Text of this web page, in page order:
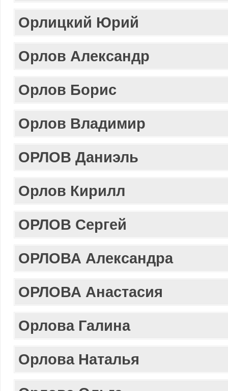
Орлицкий Юрий
Орлов Александр
Орлов Борис
Орлов Владимир
ОРЛОВ Даниэль
Орлов Кирилл
ОРЛОВ Сергей
ОРЛОВА Александра
ОРЛОВА Анастасия
Орлова Галина
Орлова Наталья